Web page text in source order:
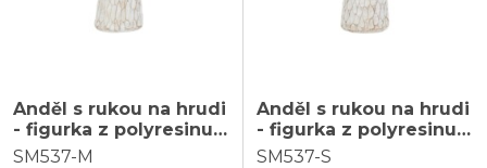
Anděl s rukou na hrudi
- figurka z polyresinu,
vel. M, krémový
SM537-M
Anděl s rukou na hrudi
- figurka z polyresinu,
vel. S, krémový
SM537-S